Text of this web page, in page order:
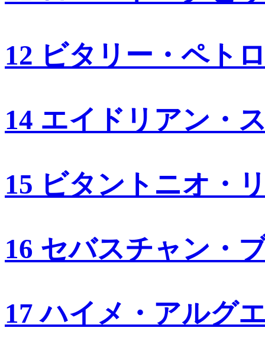
12 ビタリー・ペト
14 エイドリアン・
15 ビタントニオ・
16 セバスチャン・
17 ハイメ・アルグ